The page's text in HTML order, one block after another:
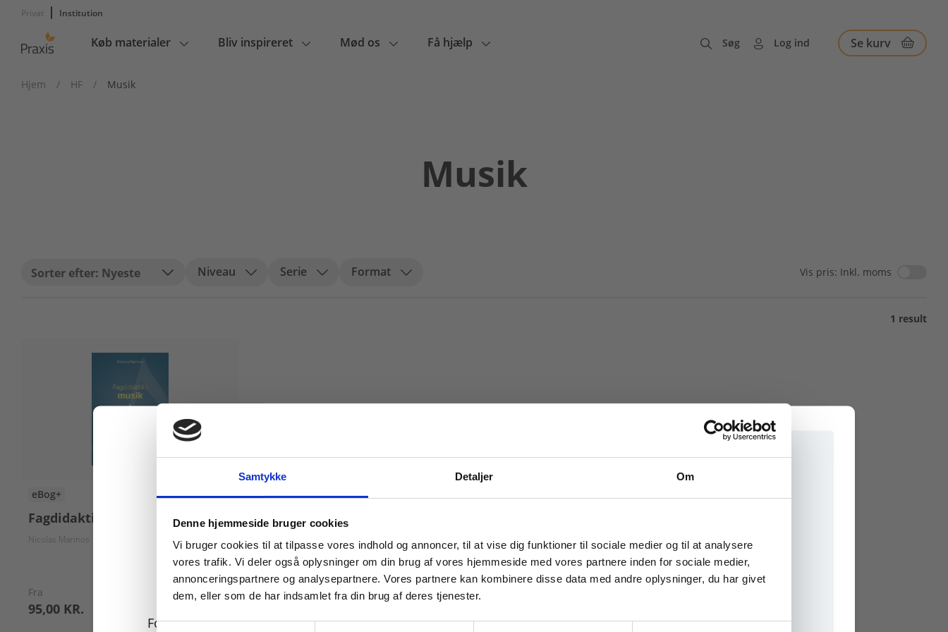
Samtykke Detaljer Om
Denne hjemmeside bruger cookies
Vi bruger cookies til at tilpasse vores indhold og annoncer, til at vise dig funktioner til sociale medier og til at analysere
vores trafik. Vi deler også oplysninger om din brug af vores hjemmeside med vores partnere inden for sociale medier,
annonceringspartnere og analysepartnere. Vores partnere kan kombinere disse data med andre oplysninger, du har givet
dem, eller som de har indsamlet fra din brug af deres tjenester.
Samtykkevalg
Privat Institution
Main
Køb materialer Bliv inspireret Mød os Få hjælp Søg Log ind Se kurv
Hjem / HF / Musik
Musik
Nyeste Niveau Serie Format Vis pris: Inkl. moms
1 result
eBog+
Fagdidaktik i musik
Nicolas Marinos
Fra
95,00 KR.
Køb læremidler og find masterclasses mm.
For privatkunder og
For institutioner og
Tilgå dine onlinematerialer